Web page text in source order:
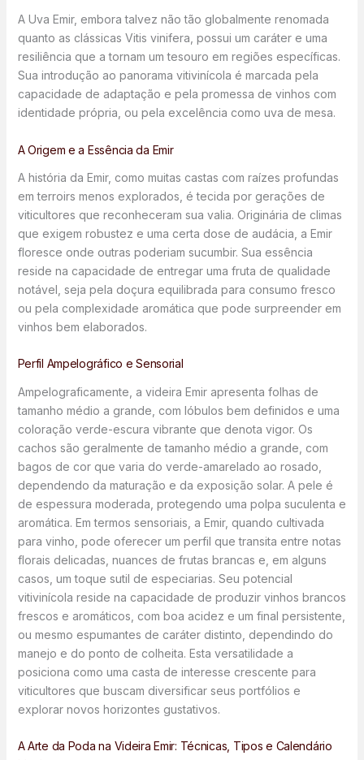
A Uva Emir, embora talvez não tão globalmente renomada
quanto as clássicas Vitis vinifera, possui um caráter e uma
resiliência que a tornam um tesouro em regiões específicas.
Sua introdução ao panorama vitivinícola é marcada pela
capacidade de adaptação e pela promessa de vinhos com
identidade própria, ou pela excelência como uva de mesa.
A Origem e a Essência da Emir
A história da Emir, como muitas castas com raízes profundas
em terroirs menos explorados, é tecida por gerações de
viticultores que reconheceram sua valia. Originária de climas
que exigem robustez e uma certa dose de audácia, a Emir
floresce onde outras poderiam sucumbir. Sua essência
reside na capacidade de entregar uma fruta de qualidade
notável, seja pela doçura equilibrada para consumo fresco
ou pela complexidade aromática que pode surpreender em
vinhos bem elaborados.
Perfil Ampelográfico e Sensorial
Ampelograficamente, a videira Emir apresenta folhas de
tamanho médio a grande, com lóbulos bem definidos e uma
coloração verde-escura vibrante que denota vigor. Os
cachos são geralmente de tamanho médio a grande, com
bagos de cor que varia do verde-amarelado ao rosado,
dependendo da maturação e da exposição solar. A pele é
de espessura moderada, protegendo uma polpa suculenta e
aromática. Em termos sensoriais, a Emir, quando cultivada
para vinho, pode oferecer um perfil que transita entre notas
florais delicadas, nuances de frutas brancas e, em alguns
casos, um toque sutil de especiarias. Seu potencial
vitivinícola reside na capacidade de produzir vinhos brancos
frescos e aromáticos, com boa acidez e um final persistente,
ou mesmo espumantes de caráter distinto, dependindo do
manejo e do ponto de colheita. Esta versatilidade a
posiciona como uma casta de interesse crescente para
viticultores que buscam diversificar seus portfólios e
explorar novos horizontes gustativos.
A Arte da Poda na Videira Emir: Técnicas, Tipos e Calendário